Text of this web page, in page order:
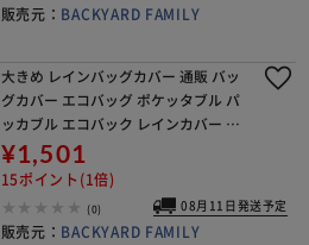
販売元： BACKYARD FAMILY
大きめ レインバッグカバー 通販 バッ
グカバー エコバッグ ポケッタブル パ
ッカブル エコバック レインカバー 手
提げバッグ トートバッグ 撥水 はっ水
旅行バッグ 旅行用 サブバッグ レディ
¥1,501
15ポイント(1倍)
(0) 08月11日発送予定
販売元： BACKYARD FAMILY